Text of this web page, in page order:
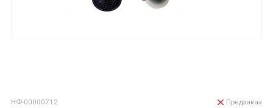
НФ-00000712 Предзаказ